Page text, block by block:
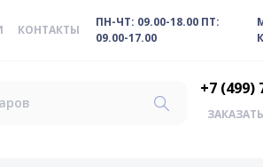
КОНТАКТЫ
ПН-ЧТ: 09.00-18.00 ПТ:
09.00-17.00
+7 (499)